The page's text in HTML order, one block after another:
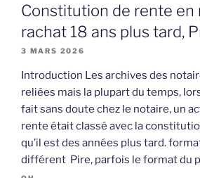
Constitution de rente en
rachat 18 ans plus tard,
3 MARS 2026
Introduction Les archives des
reliées mais la plupart du temps,
fait sans doute chez le notaire, un
rente était classé avec la
qu’il est des années plus tard.
différent Pire, parfois le format du